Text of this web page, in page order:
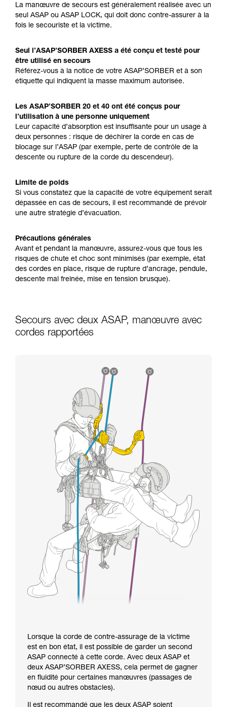
La manœuvre de secours est généralement réalisée avec un
seul ASAP ou ASAP LOCK, qui doit donc contre-assurer à la
fois le secouriste et la victime.
Seul l’ASAP’SORBER AXESS a été conçu et testé pour
être utilisé en secours
Référez-vous à la notice de votre ASAP’SORBER et à son
étiquette qui indiquent la masse maximum autorisée.
Les ASAP’SORBER 20 et 40 ont été conçus pour
l’utilisation à une personne uniquement
Leur capacité d’absorption est insuffisante pour un usage à
deux personnes : risque de déchirer la corde en cas de
blocage sur l’ASAP (par exemple, perte de contrôle de la
descente ou rupture de la corde du descendeur).
Limite de poids
Si vous constatez que la capacité de votre équipement serait
dépassée en cas de secours, il est recommandé de prévoir
une autre stratégie d’évacuation.
Précautions générales
Avant et pendant la manœuvre, assurez-vous que tous les
risques de chute et choc sont minimisés (par exemple, état
des cordes en place, risque de rupture d’ancrage, pendule,
descente mal freinée, mise en tension brusque).
Secours avec deux ASAP, manœuvre avec
cordes rapportées
Lorsque la corde de contre-assurage de la victime
est en bon état, il est possible de garder un second
ASAP connecté à cette corde. Avec deux ASAP et
deux ASAP’SORBER AXESS, cela permet de gagner
en fluidité pour certaines manœuvres (passages de
nœud ou autres obstacles).